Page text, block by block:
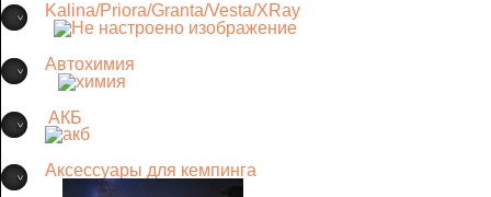
Kalina/Priora/Granta/Vesta/XRay
Автохимия
АКБ
Аксессуары для кемпинга